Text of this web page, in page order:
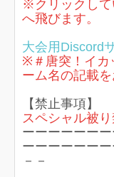
※クリックして
へ飛びます。
大会用Discord
※＃唐突！イカ
ーム名の記載を
【禁止事項】
スペシャル被り
ーーーーーー
ーーーーーー
－－